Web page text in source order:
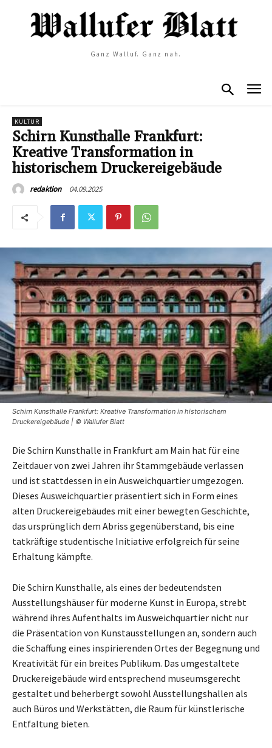
Ganz Walluf. Ganz nah.
KULTUR
Schirn Kunsthalle Frankfurt:
Kreative Transformation in
historischem Druckereigebäude
redaktion 04.09.2025
Schirn Kunsthalle Frankfurt: Kreative Transformation in historischem
Druckereigebäude | © Wallufer Blatt
Die Schirn Kunsthalle in Frankfurt am Main hat für eine
Zeitdauer von zwei Jahren ihr Stammgebäude verlassen
und ist stattdessen in ein Ausweichquartier umgezogen.
Dieses Ausweichquartier präsentiert sich in Form eines
alten Druckereigebäudes mit einer bewegten Geschichte,
das ursprünglich dem Abriss gegenüberstand, bis eine
tatkräftige studentische Initiative erfolgreich für seine
Erhaltung kämpfte.
Die Schirn Kunsthalle, als eines der bedeutendsten
Ausstellungshäuser für moderne Kunst in Europa, strebt
während ihres Aufenthalts im Ausweichquartier nicht nur
die Präsentation von Kunstausstellungen an, sondern auch
die Schaffung eines inspirierenden Ortes der Begegnung und
Kreativität für ein breites Publikum. Das umgestaltete
Druckereigebäude wird entsprechend museumsgerecht
gestaltet und beherbergt sowohl Ausstellungshallen als
auch Büros und Werkstätten, die Raum für künstlerische
Entfaltung bieten.